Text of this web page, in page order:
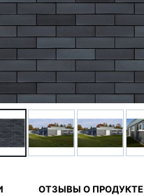
ОТЗЫВЫ О ПРОДУКТЕ